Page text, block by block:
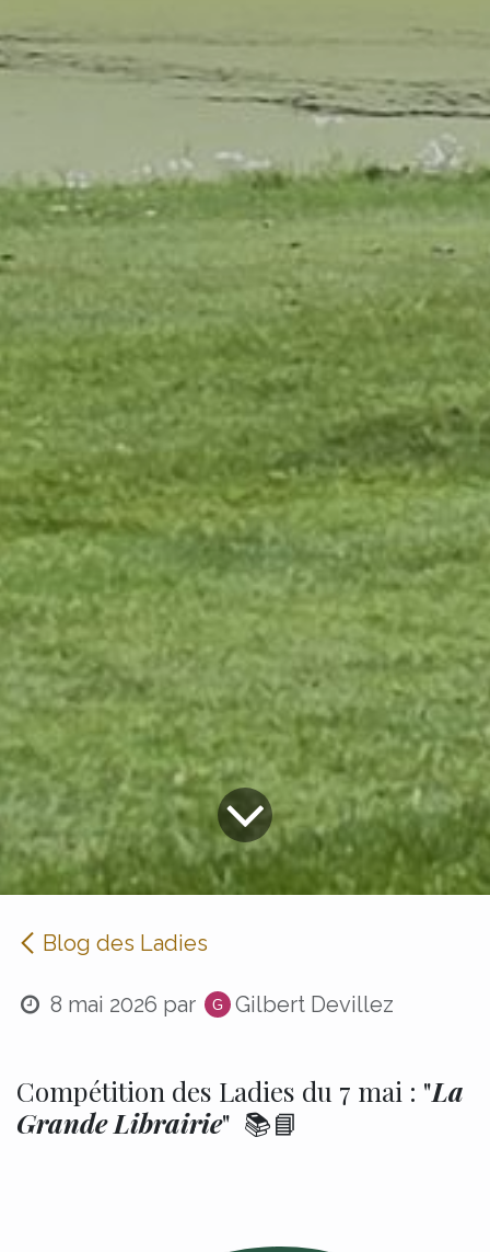
Blog des Ladies
8 mai 2026 par Gilbert Devillez
Compétition des Ladies du 7 mai : "La
Grande Librairie" 📚📘